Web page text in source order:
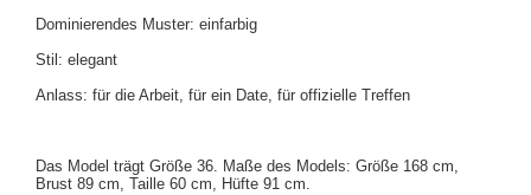
Dominierendes Muster: einfarbig
Stil: elegant
Anlass: für die Arbeit, für ein Date, für offizielle Treffen
Das Model trägt Größe 36. Maße des Models: Größe 168 cm,
Brust 89 cm, Taille 60 cm, Hüfte 91 cm.